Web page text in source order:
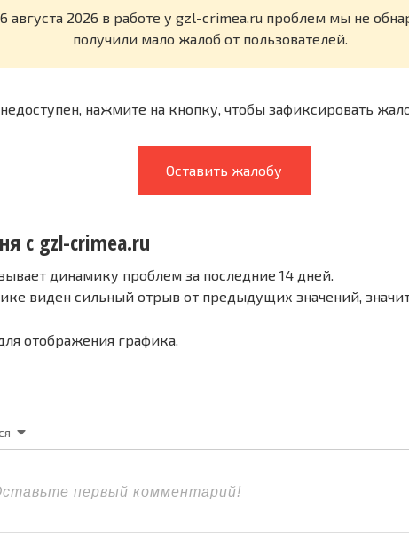
августа 2026 в работе у gzl-crimea.ru проблем мы не
получили мало жалоб от пользователей.
нажмите на кнопку, чтобы зафиксировать
Оставить жалобу
с gzl-crimea.ru
динамику проблем за последние 14 дней.
виден сильный отрыв от предыдущих значений,
отображения графика.